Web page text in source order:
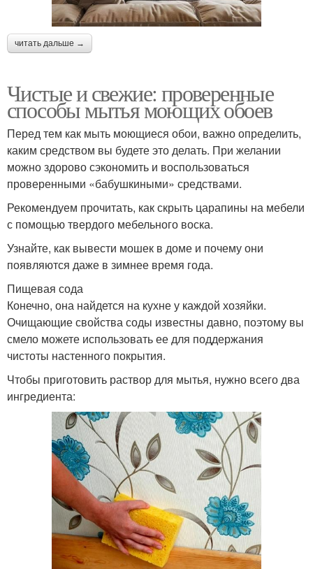
читать дальше →
Чистые и свежие: проверенные
способы мытья моющих обоев
Перед тем как мыть моющиеся обои, важно определить,
каким средством вы будете это делать. При желании
можно здорово сэкономить и воспользоваться
проверенными «бабушкиными» средствами.
Рекомендуем прочитать, как скрыть царапины на мебели
с помощью твердого мебельного воска.
Узнайте, как вывести мошек в доме и почему они
появляются даже в зимнее время года.
Пищевая сода
Конечно, она найдется на кухне у каждой хозяйки.
Очищающие свойства соды известны давно, поэтому вы
смело можете использовать ее для поддержания
чистоты настенного покрытия.
Чтобы приготовить раствор для мытья, нужно всего два
ингредиента: